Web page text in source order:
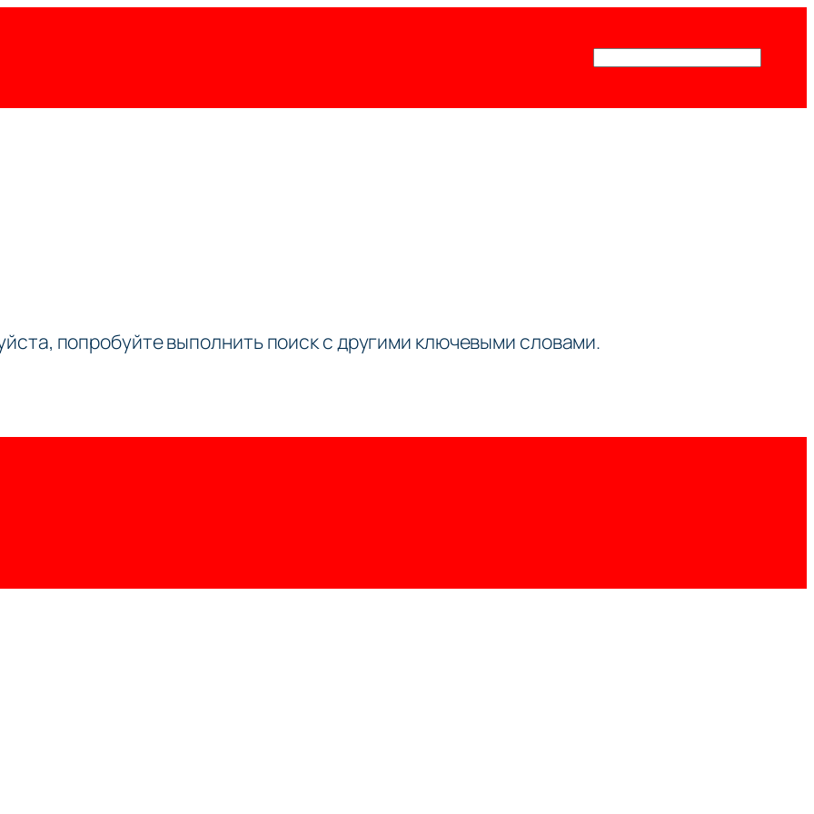
Поиск
попробуйте выполнить поиск с другими ключевыми словами.